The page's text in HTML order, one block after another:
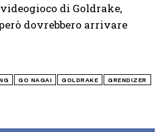
di Goldrake,
dovrebbero arrivare
GO NAGAI GOLDRAKE GRENDIZER